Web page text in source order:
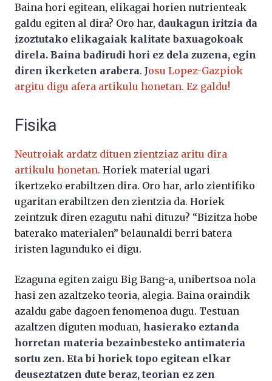
Baina hori egitean, elikagai horien nutrienteak
galdu egiten al dira? Oro har, daukagun iritzia da
izoztutako elikagaiak kalitate baxuagokoak
direla. Baina badirudi hori ez dela zuzena, egin
diren ikerketen arabera. Josu Lopez-Gazpiok
argitu digu afera artikulu honetan. Ez galdu!
Fisika
Neutroiak ardatz dituen zientziaz aritu dira
artikulu honetan. Horiek material ugari
ikertzeko erabiltzen dira. Oro har, arlo zientifiko
ugaritan erabiltzen den zientzia da. Horiek
zeintzuk diren ezagutu nahi dituzu? “Bizitza hobe
baterako materialen” belaunaldi berri batera
iristen lagunduko ei digu.
Ezaguna egiten zaigu Big Bang-a, unibertsoa nola
hasi zen azaltzeko teoria, alegia. Baina oraindik
azaldu gabe dagoen fenomenoa dugu. Testuan
azaltzen diguten moduan, hasierako eztanda
horretan materia bezainbesteko antimateria
sortu zen. Eta bi horiek topo egitean elkar
deuseztatzen dute beraz, teorian ez zen